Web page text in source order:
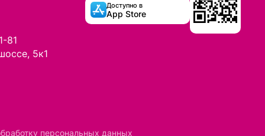
81
5к1
Доступно в
App Store
персональных данных